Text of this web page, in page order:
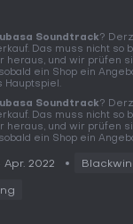
Soundtrack?
Das muss nicht so
heraus, und wir prüfen
ein Shop ein
Hauptspiel.
Soundtrack?
Das muss nicht so
heraus, und wir prüfen
ein Shop ein
2022